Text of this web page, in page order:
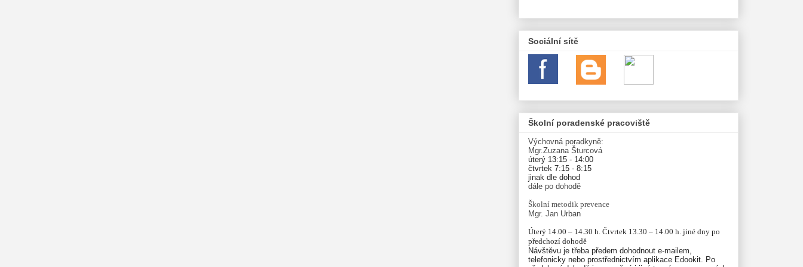
Sociální sítě
Školní poradenské pracoviště
Výchovná poradkyně:
Mgr.Zuzana Šturcová
úterý 13:15 - 14:00
čtvrtek 7:15 - 8:15
jinak dle dohod
dále po dohodě
Školní metodik prevence
Mgr. Jan Urban
Úterý 14.00 – 14.30 h. Čtvrtek 13.30 – 14.00 h. jiné dny po
předchozí dohodě
Návštěvu je třeba předem dohodnout e-mailem,
telefonicky nebo prostřednictvím aplikace Edookit. Po